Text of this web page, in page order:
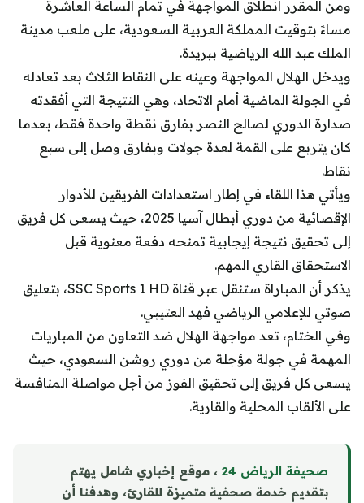
ومن المقرر انطلاق المواجهة في تمام الساعة العاشرة
مساءً بتوقيت المملكة العربية السعودية، على ملعب مدينة
الملك عبد الله الرياضية ببريدة.
ويدخل الهلال المواجهة وعينه على النقاط الثلاث بعد تعادله
في الجولة الماضية أمام الاتحاد، وهي النتيجة التي أفقدته
صدارة الدوري لصالح النصر بفارق نقطة واحدة فقط، بعدما
كان يتربع على القمة لعدة جولات وبفارق وصل إلى سبع
نقاط.
ويأتي هذا اللقاء في إطار استعدادات الفريقين للأدوار
الإقصائية من دوري أبطال آسيا 2025، حيث يسعى كل فريق
إلى تحقيق نتيجة إيجابية تمنحه دفعة معنوية قبل
الاستحقاق القاري المهم.
يذكر أن المباراة ستنقل عبر قناة SSC Sports 1 HD، بتعليق
صوتي للإعلامي الرياضي فهد العتيبي.
وفي الختام، تعد مواجهة الهلال ضد التعاون من المباريات
المهمة في جولة مؤجلة من دوري روشن السعودي، حيث
يسعى كل فريق إلى تحقيق الفوز من أجل مواصلة المنافسة
على الألقاب المحلية والقارية.
صحيفة الرياض 24
، موقع إخباري شامل يهتم
بتقديم خدمة صحفية متميزة للقارئ، وهدفنا أن